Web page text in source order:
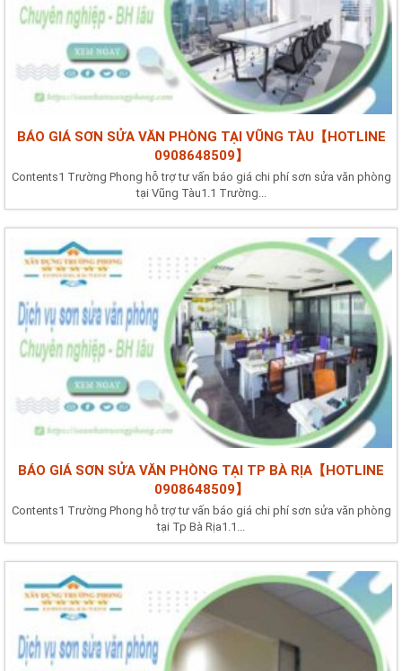
BÁO GIÁ SƠN SỬA VĂN PHÒNG TẠI VŨNG TÀU【HOTLINE
0908648509】
Contents1 Trường Phong hỗ trợ tư vấn báo giá chi phí sơn sửa văn phòng
tại Vũng Tàu1.1 Trường...
BÁO GIÁ SƠN SỬA VĂN PHÒNG TẠI TP BÀ RỊA【HOTLINE
0908648509】
Contents1 Trường Phong hỗ trợ tư vấn báo giá chi phí sơn sửa văn phòng
tại Tp Bà Rịa1.1...